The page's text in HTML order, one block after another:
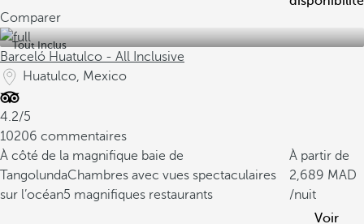
Comparer
Tout Inclus
Barceló Huatulco - All Inclusive
Huatulco, Mexico
4.2/5
10206 commentaires
À côté de la magnifique baie de
TangolundaChambres avec vues spectaculaires
sur l’océan5 magnifiques restaurants
À partir de
2,689
/nuit
Voir